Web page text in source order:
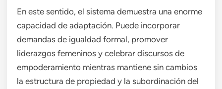
En este sentido, el sistema demuestra una enorme
capacidad de adaptación. Puede incorporar
demandas de igualdad formal, promover
liderazgos femeninos y celebrar discursos de
empoderamiento mientras mantiene sin cambios
la estructura de propiedad y la subordinación del